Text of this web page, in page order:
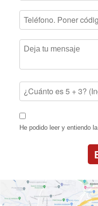
He podido leer y entiendo la